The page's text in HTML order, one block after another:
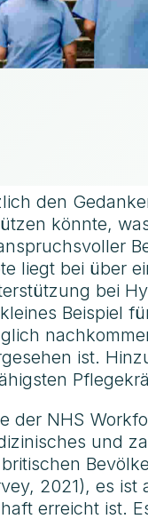
den
könnte,
liegt bei über
bei
Beispiel
ist.
der NHS
und
2021), es
erreicht ist.